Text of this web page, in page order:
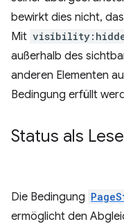
bewirkt dies nicht,
Mit
außerhalb des
anderen Elementen
Bedingung erfüllt
Status als
Die Bedingung
ermöglicht den